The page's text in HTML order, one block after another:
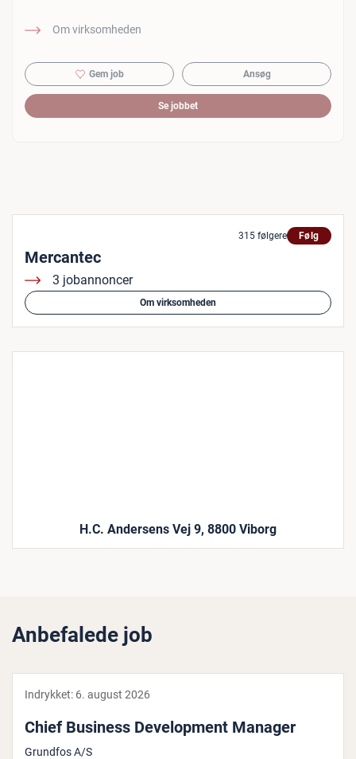
Om virksomheden
Gem job Ansøg
Se jobbet
315 følgere Følg
Mercantec
3 jobannoncer
Om virksomheden
H.C. Andersens Vej 9, 8800 Viborg
Anbefalede job
Indrykket: 6. august 2026
Chief Business De­ve­l­op­ment Manager
Grundfos A/S